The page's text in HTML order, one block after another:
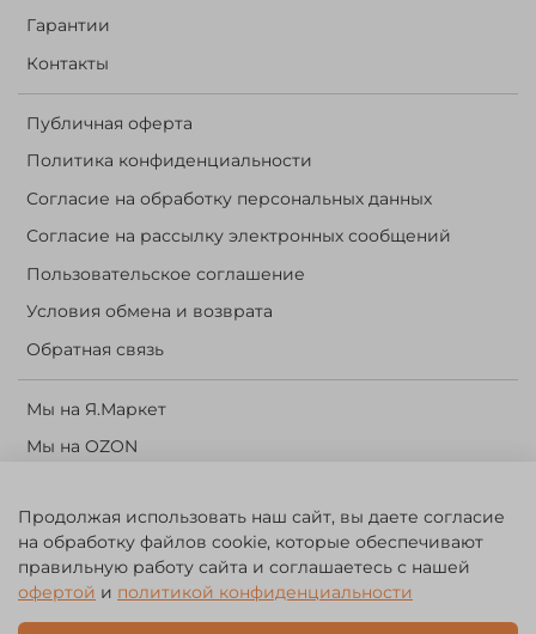
Гарантии
Контакты
Публичная оферта
Политика конфиденциальности
Согласие на обработку персональных данных
Согласие на рассылку электронных сообщений
Пользовательское соглашение
Условия обмена и возврата
Обратная связь
Мы на Я.Маркет
Мы на OZON
Корзина
©️ 2014 - 2024 Forest River. Рыболовный интернет-магазин.
Продолжая использовать наш сайт, вы даете согласие
на обработку файлов cookie, которые обеспечивают
правильную работу сайта и соглашаетесь с нашей
офертой и политикой конфиденциальности